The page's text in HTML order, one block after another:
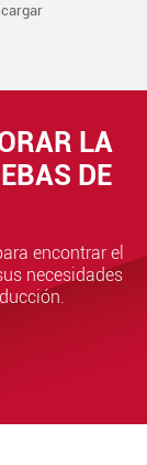
LA
DE
encontrar el
necesidades